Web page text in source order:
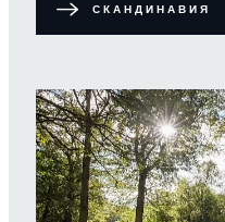
СКАНДИНАВИЯ